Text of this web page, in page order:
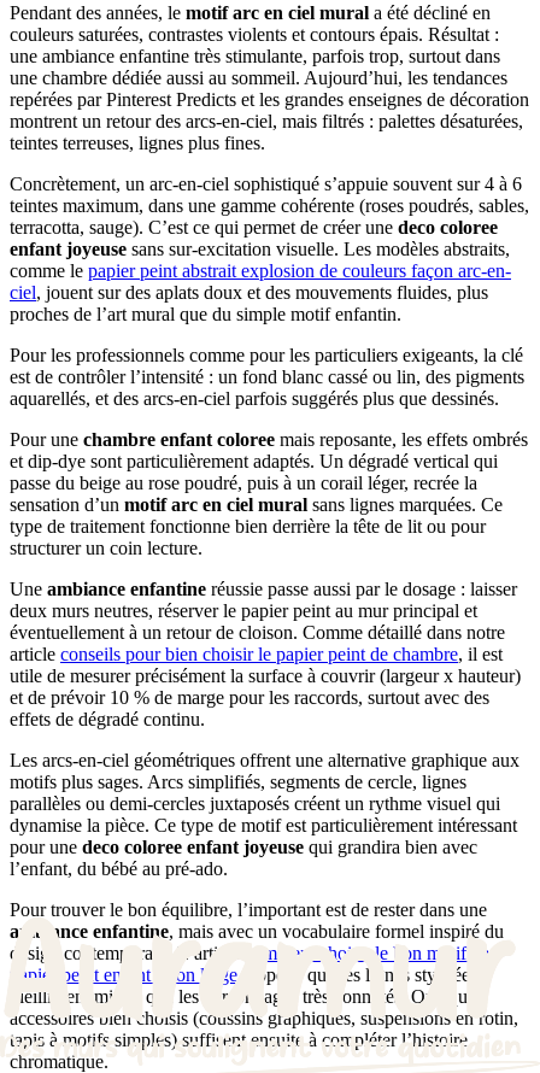
Pendant des années, le motif arc en ciel mural a été décliné en
couleurs saturées, contrastes violents et contours épais. Résultat :
une ambiance enfantine très stimulante, parfois trop, surtout dans
une chambre dédiée aussi au sommeil. Aujourd’hui, les tendances
repérées par Pinterest Predicts et les grandes enseignes de décoration
montrent un retour des arcs-en-ciel, mais filtrés : palettes désaturées,
teintes terreuses, lignes plus fines.
Concrètement, un arc-en-ciel sophistiqué s’appuie souvent sur 4 à 6
teintes maximum, dans une gamme cohérente (roses poudrés, sables,
terracotta, sauge). C’est ce qui permet de créer une deco coloree
enfant joyeuse sans sur-excitation visuelle. Les modèles abstraits,
comme le papier peint abstrait explosion de couleurs façon arc-en-
ciel, jouent sur des aplats doux et des mouvements fluides, plus
proches de l’art mural que du simple motif enfantin.
Pour les professionnels comme pour les particuliers exigeants, la clé
est de contrôler l’intensité : un fond blanc cassé ou lin, des pigments
aquarellés, et des arcs-en-ciel parfois suggérés plus que dessinés.
Pour une chambre enfant coloree mais reposante, les effets ombrés
et dip-dye sont particulièrement adaptés. Un dégradé vertical qui
passe du beige au rose poudré, puis à un corail léger, recrée la
sensation d’un motif arc en ciel mural sans lignes marquées. Ce
type de traitement fonctionne bien derrière la tête de lit ou pour
structurer un coin lecture.
Une ambiance enfantine réussie passe aussi par le dosage : laisser
deux murs neutres, réserver le papier peint au mur principal et
éventuellement à un retour de cloison. Comme détaillé dans notre
article conseils pour bien choisir le papier peint de chambre, il est
utile de mesurer précisément la surface à couvrir (largeur x hauteur)
et de prévoir 10 % de marge pour les raccords, surtout avec des
effets de dégradé continu.
Les arcs-en-ciel géométriques offrent une alternative graphique aux
motifs plus sages. Arcs simplifiés, segments de cercle, lignes
parallèles ou demi-cercles juxtaposés créent un rythme visuel qui
dynamise la pièce. Ce type de motif est particulièrement intéressant
pour une deco coloree enfant joyeuse qui grandira bien avec
l’enfant, du bébé au pré-ado.
Pour trouver le bon équilibre, l’important est de rester dans une
ambiance enfantine, mais avec un vocabulaire formel inspiré du
design contemporain. L’article
comment choisir le bon motif de
papier peint enfant selon l’âge rappelle que les lignes stylisées
vieillissent mieux que les personnages très connotés. Quelques
accessoires bien choisis (coussins graphiques, suspensions en rotin,
tapis à motifs simples) suffisent ensuite à compléter l’histoire
chromatique.